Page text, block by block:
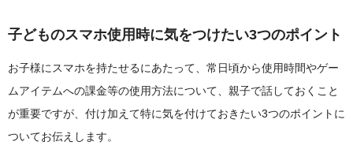
子どものスマホ使用時に気をつけたい3つのポイント
お子様にスマホを持たせるにあたって、常日頃から使用時間やゲー
ムアイテムへの課金等の使用方法について、親子で話しておくこと
が重要ですが、付け加えて特に気を付けておきたい3つのポイントに
ついてお伝えします。